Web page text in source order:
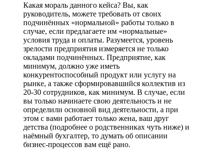
Какая мораль данного кейса? Вы, как
руководитель, можете требовать от своих
подчинённых «нормальной» работы только в
случае, если предлагаете им «нормальные»
условия труда и оплаты. Разумеется, уровень
зрелости предприятия измеряется не только
окладами подчинённых. Предприятие, как
минимум, должно уже иметь
конкурентоспособный продукт или услугу на
рынке, а также сформировавшийся коллектив из
20-30 сотрудников, как минимум. В случае, если
вы только начинаете свою деятельность и не
определили основной вид деятельности, а при
этом с вами работает только жена, ваш друг
детства (подробнее о родственниках чуть ниже) и
наёмный бухгалтер, то думать об описании
бизнес-процессов вам ещё рано.